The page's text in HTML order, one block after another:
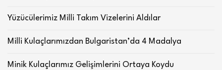
Yüzücülerimiz Milli Takım Vizelerini Aldılar
Milli Kulaçlarımızdan Bulgaristan’da 4 Madalya
Minik Kulaçlarımız Gelişimlerini Ortaya Koydu